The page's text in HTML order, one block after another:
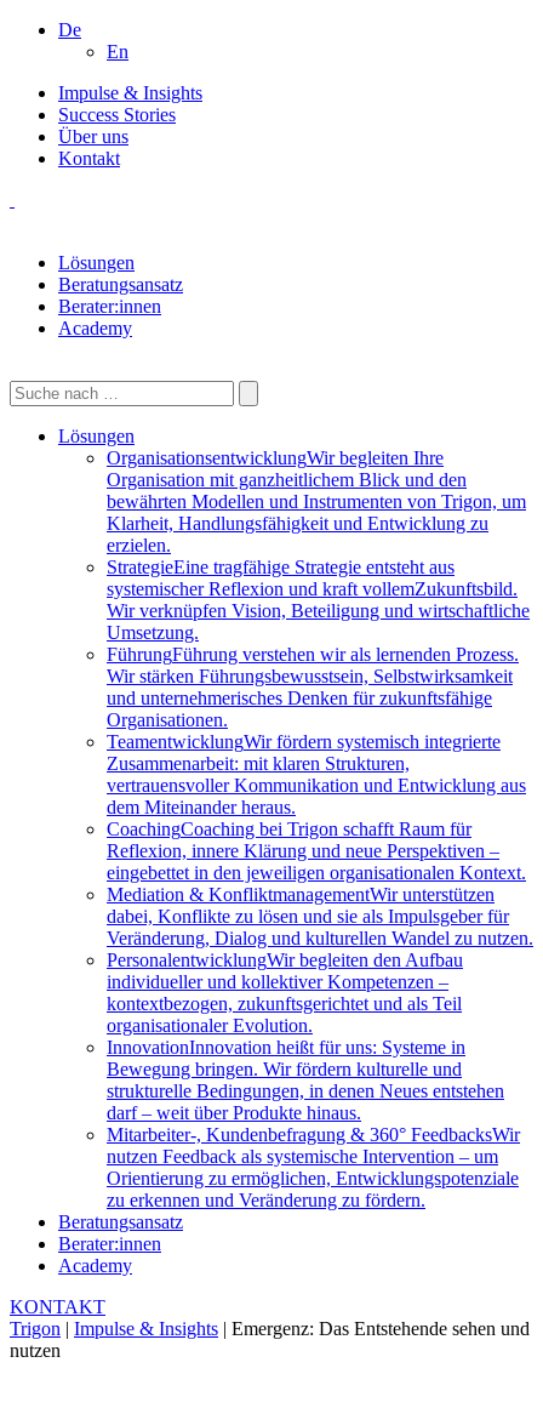
De
En
Impulse & Insights
Success Stories
Über uns
Kontakt
Lösungen
Beratungsansatz
Berater:innen
Academy
Lösungen
OrganisationsentwicklungWir begleiten Ihre
Organisation mit ganzheitlichem Blick und den
bewährten Modellen und Instrumenten von Trigon, um
Klarheit, Handlungsfähigkeit und Entwicklung zu
erzielen.
StrategieEine tragfähige Strategie entsteht aus
systemischer Reflexion und kraft vollemZukunftsbild.
Wir verknüpfen Vision, Beteiligung und wirtschaftliche
Umsetzung.
FührungFührung verstehen wir als lernenden Prozess.
Wir stärken Führungsbewusstsein, Selbstwirksamkeit
und unternehmerisches Denken für zukunftsfähige
Organisationen.
TeamentwicklungWir fördern systemisch integrierte
Zusammenarbeit: mit klaren Strukturen,
vertrauensvoller Kommunikation und Entwicklung aus
dem Miteinander heraus.
CoachingCoaching bei Trigon schafft Raum für
Reflexion, innere Klärung und neue Perspektiven –
eingebettet in den jeweiligen organisationalen Kontext.
Mediation & KonfliktmanagementWir unterstützen
dabei, Konflikte zu lösen und sie als Impulsgeber für
Veränderung, Dialog und kulturellen Wandel zu nutzen.
PersonalentwicklungWir begleiten den Aufbau
individueller und kollektiver Kompetenzen –
kontextbezogen, zukunftsgerichtet und als Teil
organisationaler Evolution.
InnovationInnovation heißt für uns: Systeme in
Bewegung bringen. Wir fördern kulturelle und
strukturelle Bedingungen, in denen Neues entstehen
darf – weit über Produkte hinaus.
Mitarbeiter-, Kundenbefragung & 360° FeedbacksWir
nutzen Feedback als systemische Intervention – um
Orientierung zu ermöglichen, Entwicklungspotenziale
zu erkennen und Veränderung zu fördern.
Beratungsansatz
Berater:innen
Academy
KONTAKT
Trigon | Impulse & Insights | Emergenz: Das Entstehende sehen und
nutzen